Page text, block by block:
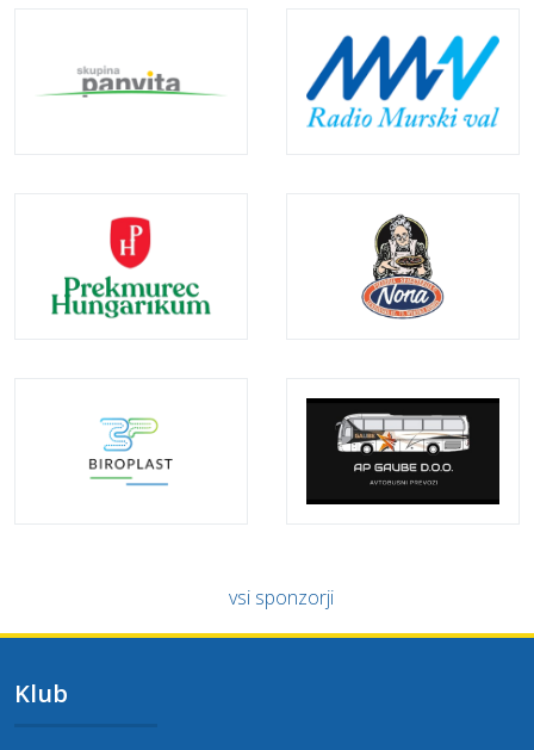
vsi sponzorji
Klub